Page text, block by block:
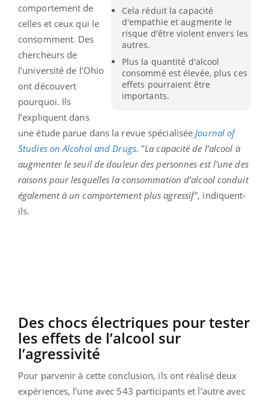
Cela réduit la capacité
d'empathie et augmente le
risque d'être violent envers les
autres.
Plus la quantité d'alcool
consommé est élevée, plus ces
effets pourraient être
importants.
comportement de
celles et ceux qui le
consomment. Des
chercheurs de
l’université de l’Ohio
ont découvert
pourquoi. Ils
l’expliquent dans
une étude parue dans la revue spécialisée Journal of
Studies on Alcohol and Drugs. "La capacité de l’alcool à
augmenter le seuil de douleur des personnes est l’une des
raisons pour lesquelles la consommation d’alcool conduit
également à un comportement plus agressif", indiquent-
ils.
Des chocs électriques pour tester
les effets de l’alcool sur
l’agressivité
Pour parvenir à cette conclusion, ils ont réalisé deux
expériences, l’une avec 543 participants et l’autre avec